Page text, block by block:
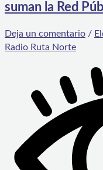
suman la Red
Deja un comentario /
Radio Ruta Norte